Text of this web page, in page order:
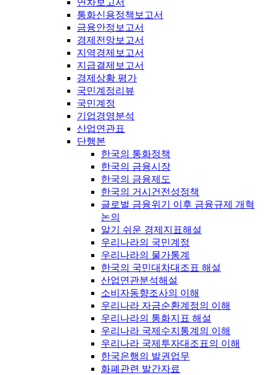
연차보고서
통화신용정책보고서
금융안정보고서
경제전망보고서
지역경제보고서
지급결제보고서
경제상황 평가
국민계정리뷰
국민계정
기업경영분석
산업연관표
단행본
한국의 통화정책
한국의 금융시장
한국의 금융제도
한국의 거시건전성정책
글로벌 금융위기 이후 금융규제 개혁
논의
알기 쉬운 경제지표해설
우리나라의 국민계정
우리나라의 물가통계
한국의 국민대차대조표 해설
산업연관분석해설
소비자동향조사의 이해
우리나라 자금순환계정의 이해
우리나라의 통화지표 해설
우리나라 국제수지통계의 이해
우리나라 국제투자대조표의 이해
한국은행의 발권업무
화폐관련 발간자료